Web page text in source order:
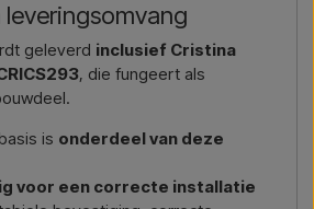
geleverd inclusief Cristina
, die fungeert als
is onderdeel van deze
voor een correcte installatie